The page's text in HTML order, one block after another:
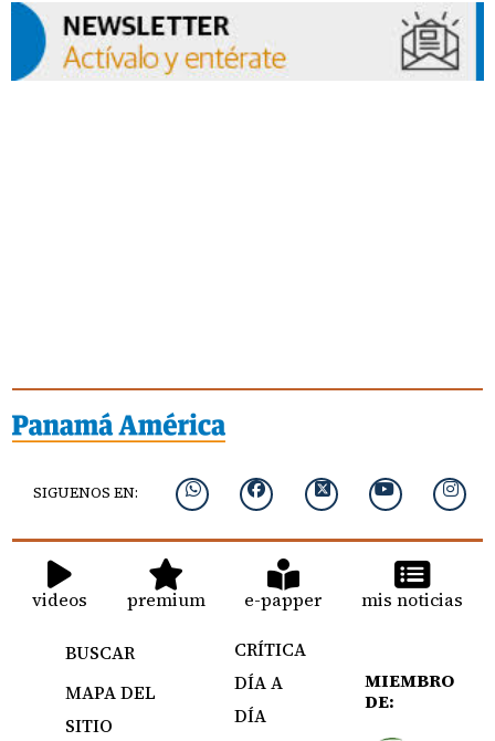
SIGUENOS EN:
videos premium e-papper mis noticias
BUSCAR
MAPA DEL
SITIO
CRÍTICA
DÍA A
DÍA
MIEMBRO
DE: